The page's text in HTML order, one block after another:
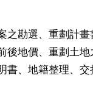
之勘選、重劃計
後地價、重劃土
書、地籍整理、